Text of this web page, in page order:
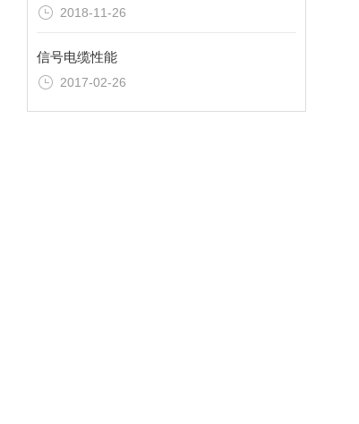
2018-11-26
信号电缆性能
2017-02-26